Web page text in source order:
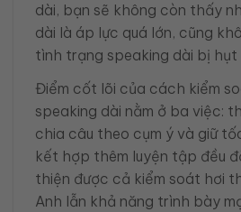
dài, bạn sẽ không còn thấy
dài là áp lực quá lớn, cũng
tình trạng speaking dài bị hụt
Điểm cốt lõi của cách kiểm
speaking dài nằm ở ba việc:
chia câu theo cụm ý và giữ
kết hợp thêm luyện tập đều
thiện được cả kiểm soát hơi
Anh lẫn khả năng trình bày